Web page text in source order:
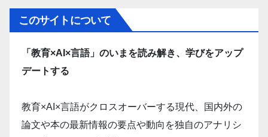
このサイトについて
「教育×AI×言語」のいまを読み解き、学びをアップ
デートする
教育×AI×言語がクロスオーバーする現代、国内外の
論文や本の最新情報の要点や動向を独自のアナリシ